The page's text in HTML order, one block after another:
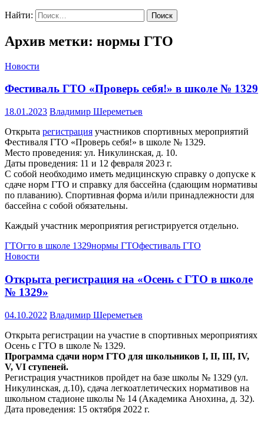
Найти:
Архив метки: нормы ГТО
Новости
Фестиваль ГТО «Проверь себя!» в школе № 1329
18.01.2023 Владимир Шереметьев
Открыта регистрация участников спортивных мероприятий
Фестиваля ГТО «Проверь себя!» в школе № 1329.
Место проведения: ул. Никулинская, д. 10.
Даты проведения: 11 и 12 февраля 2023 г.
С собой необходимо иметь медицинскую справку о допуске к
сдаче норм ГТО и справку для бассейна (сдающим нормативы
по плаванию). Спортивная форма и/или принадлежности для
бассейна с собой обязательны.
Каждый участник мероприятия регистрируется отдельно.
ГТОгто в школе 1329нормы ГТОфестиваль ГТО
Новости
Открыта регистрация на «Осень с ГТО в школе
№ 1329»
04.10.2022 Владимир Шереметьев
Открыта регистрации на участие в спортивных мероприятиях
Осень с ГТО в школе № 1329.
Программа сдачи норм ГТО для школьников I, II, III, IV,
V, VI ступеней.
Регистрация участников пройдет на базе школы № 1329 (ул.
Никулинская, д.10), сдача легкоатлетических нормативов на
школьном стадионе школы № 14 (Академика Анохина, д. 32).
Дата проведения: 15 октября 2022 г.